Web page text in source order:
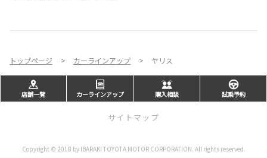
トップページ カーラインアップ ヤリス
店舗一覧 カーラインアップ 購入相談 試乗予約
サイトマップ
Copyright © 2018 by IBARAKI TOYOTA MOTOR CORPORATION. All rights reserved.